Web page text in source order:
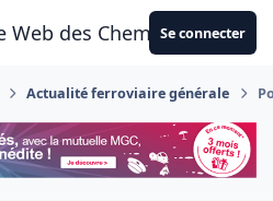
Web des CheminotsSe connecter
Actualité ferroviaire générale